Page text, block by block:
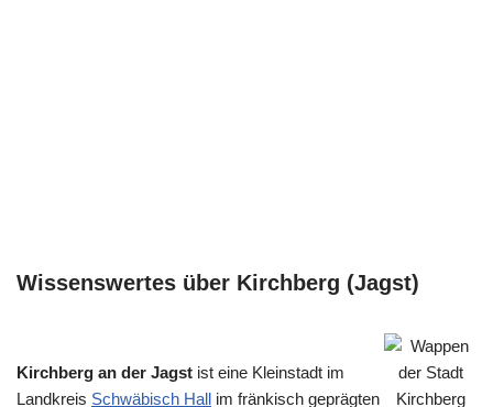
Wissenswertes über Kirchberg (Jagst)
Kirchberg an der Jagst ist eine Kleinstadt im
Landkreis Schwäbisch Hall im fränkisch geprägten